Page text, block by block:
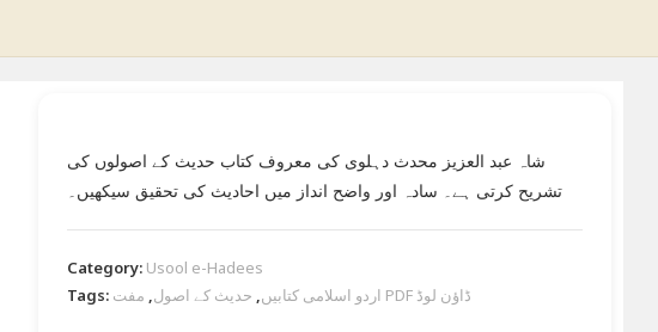
شاہ عبد العزیز محدث دہلوی کی معروف کتاب حدیث کے اصولوں کی
تشریح کرتی ہے۔ سادہ اور واضح انداز میں احادیث کی تحقیق سیکھیں۔
Category: Usool e-Hadees
Tags:
اردو اسلامی کتابیں, حدیث کے اصول, مفت PDF ڈاؤن لوڈ